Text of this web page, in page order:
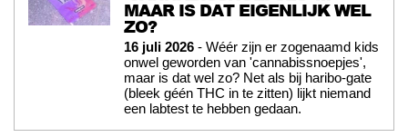
MAAR IS DAT EIGENLIJK WEL
ZO?
16 juli 2026 - Wéér zijn er zogenaamd kids
onwel geworden van 'cannabissnoepjes',
maar is dat wel zo? Net als bij haribo-gate
(bleek géén THC in te zitten) lijkt niemand
een labtest te hebben gedaan.